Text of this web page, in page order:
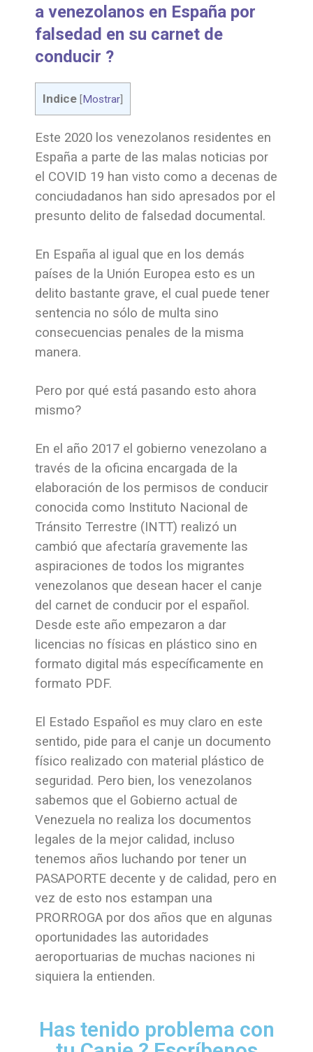
a venezolanos en España por
falsedad en su carnet de
conducir ?
Indice Mostrar
Este 2020 los venezolanos residentes en
España a parte de las malas noticias por
el COVID 19 han visto como a decenas de
conciudadanos han sido apresados por el
presunto delito de falsedad documental.
En España al igual que en los demás
países de la Unión Europea esto es un
delito bastante grave, el cual puede tener
sentencia no sólo de multa sino
consecuencias penales de la misma
manera.
Pero por qué está pasando esto ahora
mismo?
En el año 2017 el gobierno venezolano a
través de la oficina encargada de la
elaboración de los permisos de conducir
conocida como Instituto Nacional de
Tránsito Terrestre (INTT) realizó un
cambió que afectaría gravemente las
aspiraciones de todos los migrantes
venezolanos que desean hacer el canje
del carnet de conducir por el español.
Desde este año empezaron a dar
licencias no físicas en plástico sino en
formato digital más específicamente en
formato PDF.
El Estado Español es muy claro en este
sentido, pide para el canje un documento
físico realizado con material plástico de
seguridad. Pero bien, los venezolanos
sabemos que el Gobierno actual de
Venezuela no realiza los documentos
legales de la mejor calidad, incluso
tenemos años luchando por tener un
PASAPORTE decente y de calidad, pero en
vez de esto nos estampan una
PRORROGA por dos años que en algunas
oportunidades las autoridades
aeroportuarias de muchas naciones ni
siquiera la entienden.
Has tenido problema con